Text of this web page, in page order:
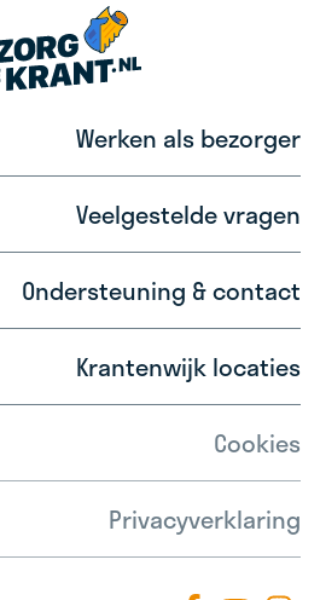
Werken als bezorger
Veelgestelde vragen
Ondersteuning & contact
Krantenwijk locaties
Cookies
Privacyverklaring